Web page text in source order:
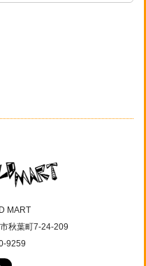
MART
秋葉町7-24-209
9259